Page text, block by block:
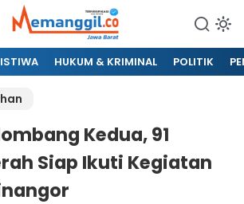
HUKUM & KRIMINAL POLITIK
Kedua, 91
Siap Ikuti Kegiatan